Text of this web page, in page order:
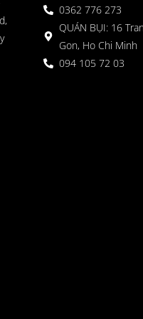
0362 776 273
QUÁN BỤI: 16
Gon, Ho Chi Minh
094 105 72 03